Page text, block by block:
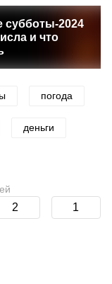
субботы-2024
и что
погода
деньги
2 1